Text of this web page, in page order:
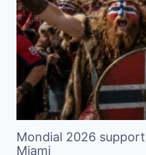
Mondial 2026
Miami